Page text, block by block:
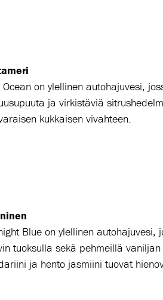
Ocean on ylellinen autohajuvesi,
ja virkistäviä
kukkaisen vivahteen.
Blue on ylellinen autohajuvesi,
tuoksulla sekä pehmeillä
ja hento jasmiini tuovat